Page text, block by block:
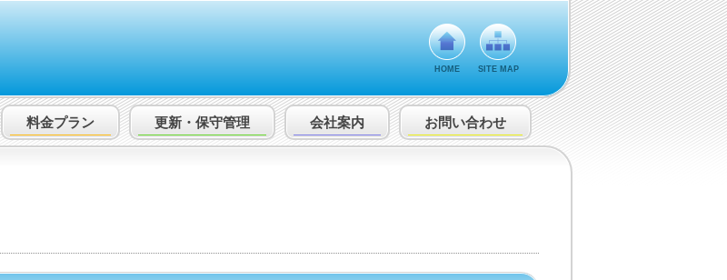
HOME SITE MAP
料金プラン 更新・保守管理 会社案内 お問い合わせ